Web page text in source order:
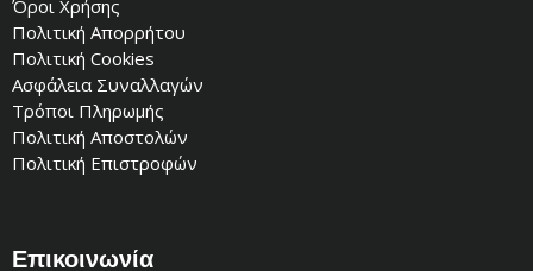
Όροι Χρήσης
Πολιτική Απορρήτου
Πολιτική Cookies
Ασφάλεια Συναλλαγών
Τρόποι Πληρωμής
Πολιτική Αποστολών
Πολιτική Επιστροφών
Επικοινωνία